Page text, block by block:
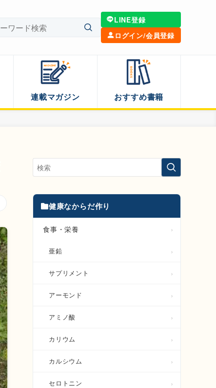
LINE登録
ログイン/会員登録
連載マガジン おすすめ書籍
健康なからだ作り
食事・栄養
亜鉛
サプリメント
アーモンド
アミノ酸
カリウム
カルシウム
セロトニン